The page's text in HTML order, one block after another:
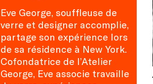
Eve George, souffleuse de
verre et designer accomplie,
partage son expérience lors
de sa résidence à New York.
Cofondatrice de l’Atelier
George, Eve associe travaille